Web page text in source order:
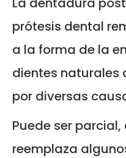
prótesis dental
a la forma de la
dientes naturales
por diversas
Puede ser
reemplaza